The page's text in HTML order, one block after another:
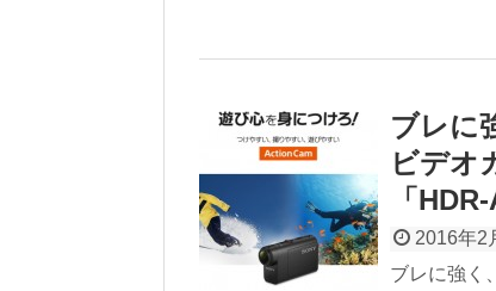
ブレに
ビデオ
「
2016年2
ブレに強く